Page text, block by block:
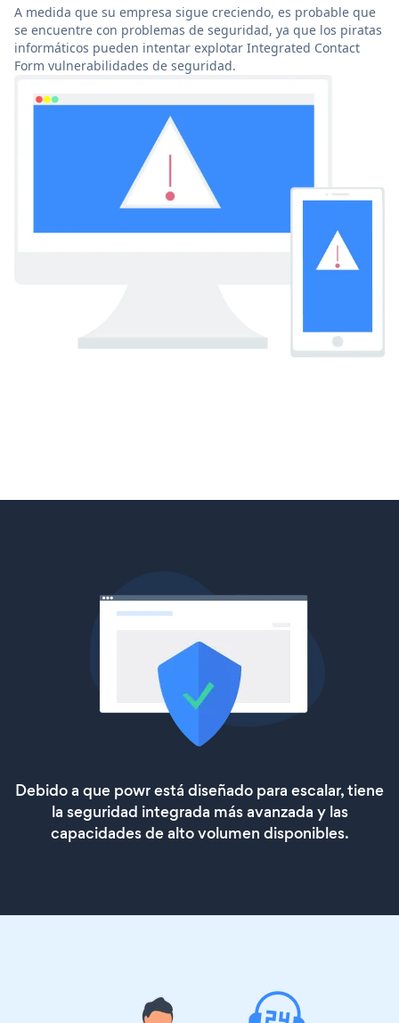
A medida que su empresa sigue creciendo, es probable que
se encuentre con problemas de seguridad, ya que los piratas
informáticos pueden intentar explotar Integrated Contact
Form vulnerabilidades de seguridad.
Debido a que powr está diseñado para escalar, tiene
la seguridad integrada más avanzada y las
capacidades de alto volumen disponibles.